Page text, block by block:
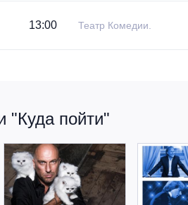
13:00 Театр Комедии.
"Куда пойти"